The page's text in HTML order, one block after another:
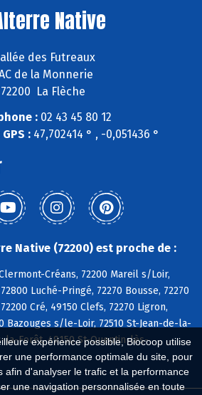
expérience possible, Biocoop utilise
une performance optimale du site, pour
afin d'analyser le trafic et la performance
une navigation personnalisée en toute
Native
des Futreaux
de la Monnerie
72200 La Flèche
:02 43 45 80 12
:47,702414 ° , -0,051436 °
Native (72200) est proche de :
Créans, 72200 Mareil s/Loir,
Luché-Pringé, 72270 Bousse, 72270
Cré, 49150 Clefs, 72270 Ligron,
Bazouges s/le-Loir, 72510 St-Jean-de-la-
la-Forêt, 49150 St-Quentin-lès-